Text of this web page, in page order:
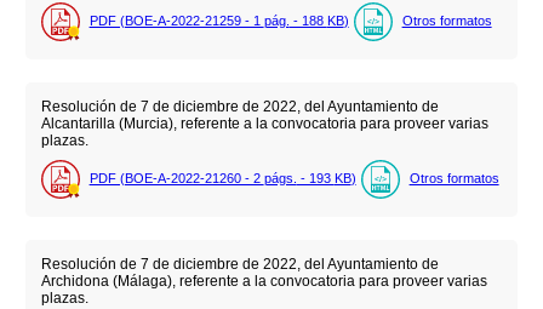
PDF (BOE-A-2022-21259 - 1 pág. - 188 KB) Otros formatos
Resolución de 7 de diciembre de 2022, del Ayuntamiento de
Alcantarilla (Murcia), referente a la convocatoria para proveer varias
plazas.
PDF (BOE-A-2022-21260 - 2 págs. - 193 KB) Otros formatos
Resolución de 7 de diciembre de 2022, del Ayuntamiento de
Archidona (Málaga), referente a la convocatoria para proveer varias
plazas.